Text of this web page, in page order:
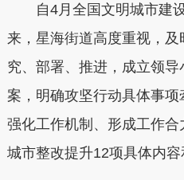
自4月全国文明城市建设
来，星海街道高度重视，
究、部署、推进，成立领
案，明确攻坚行动具体事项
强化工作机制、形成工作合
城市整改提升12项具体内容